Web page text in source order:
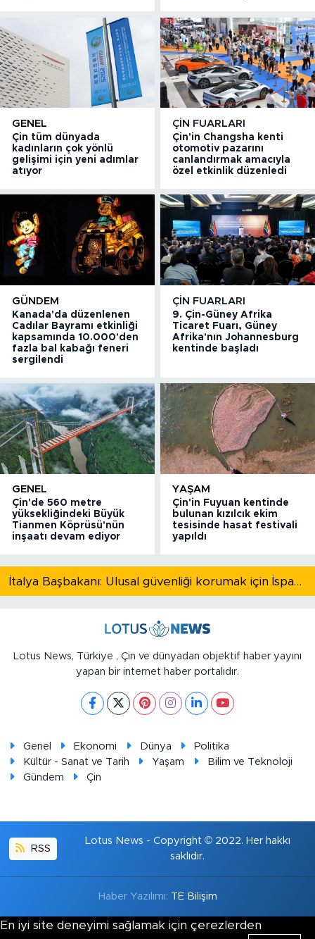
GENEL
Çin tüm dünyada
kadınların çok yönlü
gelişimi için yeni adımlar
atıyor
ÇIN FUARLARI
Çin'in Changsha kenti
otomotiv pazarını
canlandırmak amacıyla
özel etkinlik düzenledi
GÜNDEM
Kanada'da düzenlenen
Cadılar Bayramı etkinliği
kapsamında 10.000'den
fazla bal kabağı feneri
sergilendi
ÇIN FUARLARI
9. Çin-Güney Afrika
Ticaret Fuarı, Güney
Afrika'nın Johannesburg
kentinde başladı
GENEL
Çin'de 560 metre
yüksekliğindeki Büyük
Tianmen Köprüsü'nün
inşaatı devam ediyor
YAŞAM
Çin'in Fuyuan kentinde
bulunan kızılcık ekim
tesisinde hasat festivali
yapıldı
İtalya Başbakanı: Ulusal güvenliği korumak için İspanya ile Schengen kapsamındaki serbest dolaşımı askıya alıyoruz
Lotus News, Türkiye , Çin ve dünyadan objektif haber yayını
yapan bir internet haber portalıdır.
Genel Ekonomi Dünya
Politika
Kültür - Sanat ve Tarih
Yaşam
Bilim ve Teknoloji
Gündem
Çin
RSS
Lotus News - Copyright © 2022. Her hakkı
saklıdır.
Haber Yazılımı: TE Bilişim
En iyi site deneyimi sağlamak için çerezlerden